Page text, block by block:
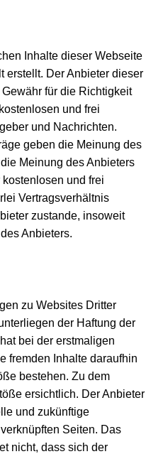
Inhalte dieser Webseite
erstellt. Der Anbieter dieser
für die Richtigkeit
und frei
und Nachrichten.
geben die Meinung des
Meinung des Anbieters
und frei
Vertragsverhältnis
zustande, insoweit
Anbieters.
zu Websites Dritter
der Haftung der
bei der erstmaligen
fremden Inhalte daraufhin
bestehen. Zu dem
ersichtlich. Der Anbieter
und zukünftige
Seiten. Das
nicht, dass sich der